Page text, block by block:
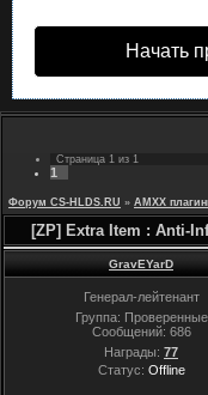
Начать
Страница 1 из 1
1
Форум CS-HLDS.RU » AMXX
[ZP] Extra Item : Anti-
GravEYarD
Генерал-лейтенант
Группа: Проверенные
Сообщений: 686
Награды: 77
Статус: Offline